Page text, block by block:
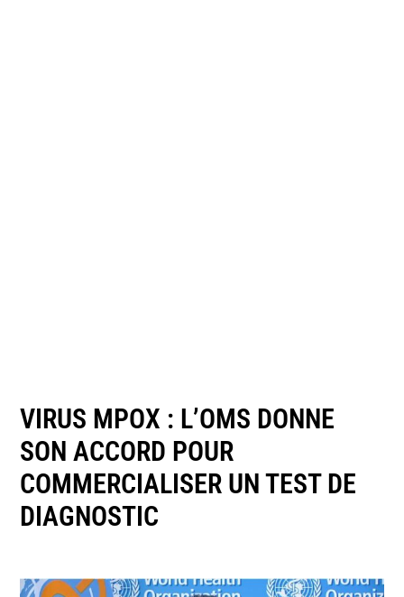
VIRUS MPOX : L’OMS DONNE
SON ACCORD POUR
COMMERCIALISER UN TEST DE
DIAGNOSTIC